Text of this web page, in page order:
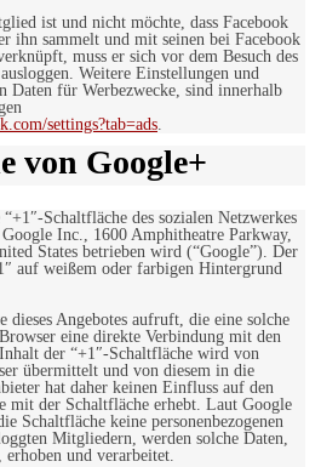
ist und nicht möchte, dass Facebook
ihn sammelt und mit seinen bei Facebook
muss er sich vor dem Besuch des
Weitere Einstellungen und
Daten für Werbezwecke, sind innerhalb
settings?tab=ads.
von Google+
Schaltfläche des sozialen Netzwerkes
Inc., 1600 Amphitheatre Parkway,
States betrieben wird (“Google”). Der
auf weißem oder farbigen Hintergrund
dieses Angebotes aufruft, die eine solche
eine direkte Verbindung mit den
der “+1″-Schaltfläche wird von
übermittelt und von diesem in die
hat daher keinen Einfluss auf den
mit der Schaltfläche erhebt. Laut Google
Schaltfläche keine personenbezogenen
Mitgliedern, werden solche Daten,
erhoben und verarbeitet.